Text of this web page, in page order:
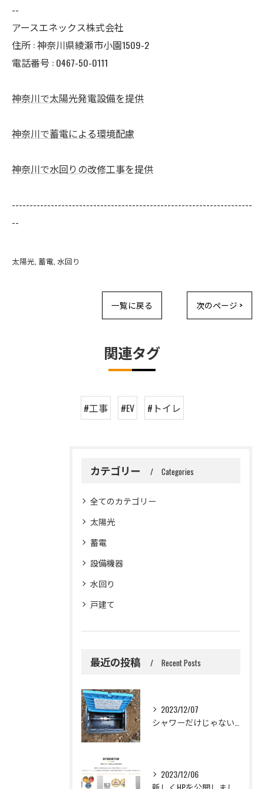
--
アースエネックス株式会社
住所 : 神奈川県綾瀬市小園1509-2
電話番号 : 0467-50-0111
神奈川で太陽光発電設備を提供
神奈川で蓄電による環境配慮
神奈川で水回りの改修工事を提供
--------------------------------------------------------------------
--
太陽光 蓄電 水回り
一覧に戻る 次のページ >
関連タグ
#工事 #EV #トイレ
カテゴリー Categories
全てのカテゴリー
太陽光
蓄電
設備機器
水回り
戸建て
最近の投稿 Recent Posts
2023/12/07
2023/12/06